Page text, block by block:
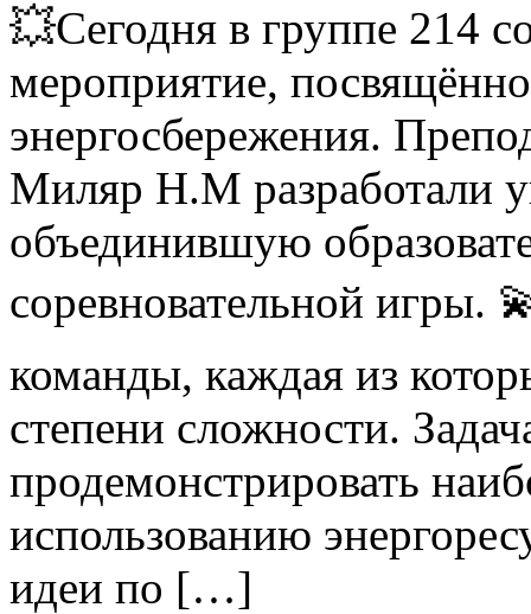
💥Сегодня в группе 214
мероприятие,
энергосбережения.
Миляр Н.М разработали
объединившую
соревновательной игры.
команды, каждая из
степени сложности.
продемонстрировать
использованию
идеи по […]